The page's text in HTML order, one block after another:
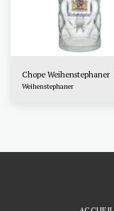
Chope Weihenstephaner
Weihenstephaner